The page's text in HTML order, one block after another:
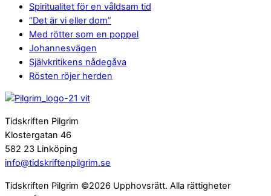
Spiritualitet för en våldsam tid
“Det är vi eller dom”
Med rötter som en poppel
Johannesvägen
Självkritikens nådegåva
Rösten röjer herden
Tidskriften Pilgrim
Klostergatan 46
582 23 Linköping
info@tidskriftenpilgrim.se
Tidskriften Pilgrim ©2026 Upphovsrätt. Alla rättigheter